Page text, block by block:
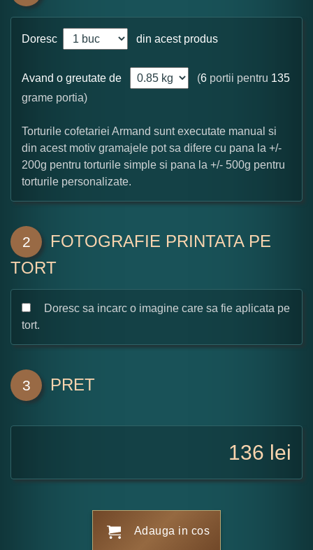
Doresc din acest produs
Avand o greutate de (6 portii pentru 135
grame portia)
Torturile cofetariei Armand sunt executate manual si
din acest motiv gramajele pot sa difere cu pana la +/-
200g pentru torturile simple si pana la +/- 500g pentru
torturile personalizate.
2
FOTOGRAFIE PRINTATA PE
TORT
Doresc sa incarc o imagine care sa fie aplicata pe
tort.
3 PRET
136 lei
Adauga in cos